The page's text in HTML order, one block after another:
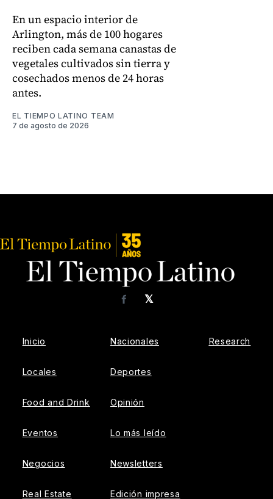
En un espacio interior de
Arlington, más de 100 hogares
reciben cada semana canastas de
vegetales cultivados sin tierra y
cosechados menos de 24 horas
antes.
EL TIEMPO LATINO TEAM
7 de agosto de 2026
𝕏
Facebook
Inicio
Locales
Food and Drink
Eventos
Negocios
Real Estate
Nacionales
Deportes
Opinión
Lo más leído
Newsletters
Edición impresa
Research